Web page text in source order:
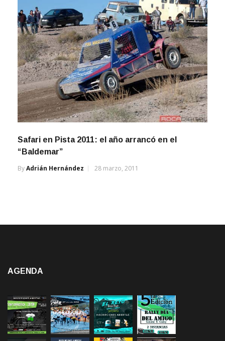
Safari en Pista 2011: el año arrancó en el
“Baldemar”
ByAdrián Hernández 28 marzo, 2011
AGENDA